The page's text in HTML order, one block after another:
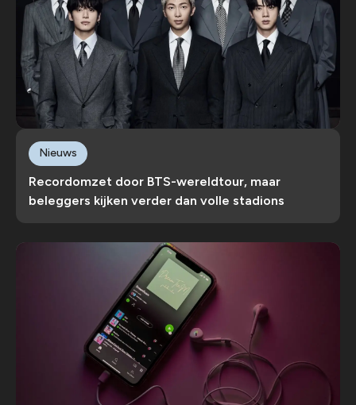
Recordomzet door BTS-wereldtour, maar
beleggers kijken verder dan volle stadions
Nieuws